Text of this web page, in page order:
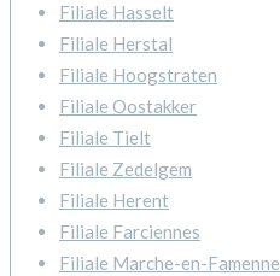
Filiale Hasselt
Filiale Herstal
Filiale Hoogstraten
Filiale Oostakker
Filiale Tielt
Filiale Zedelgem
Filiale Herent
Filiale Farciennes
Filiale Marche-en-Famenne